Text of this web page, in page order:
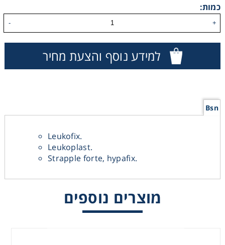
כמות:
+
-
למידע נוסף והצעת מחיר
Bsn
Leukofix.
Leukoplast.
Strapple forte, hypafix.
מוצרים נוספים
Thermometry
Chromatography
Lab Essentials
Liquid Handling
Plasticware